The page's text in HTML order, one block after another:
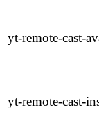
yt-remote-cast-
yt-remote-cast-